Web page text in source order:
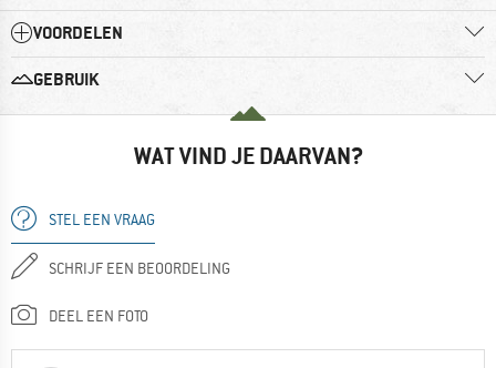
VOORDELEN
GEBRUIK
WAT VIND JE DAARVAN?
STEL EEN VRAAG
SCHRIJF EEN BEOORDELING
DEEL EEN FOTO